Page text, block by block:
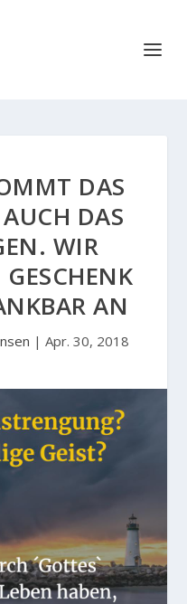
DAS
DAS
WIR
AN
| Apr. 30, 2018